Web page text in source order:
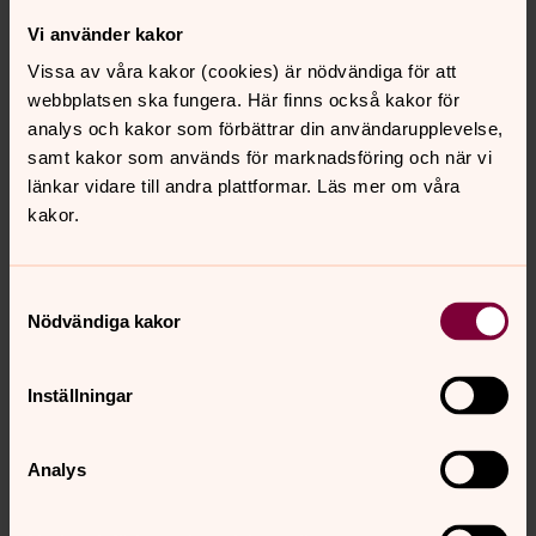
Vi använder kakor
Vissa av våra kakor (cookies) är nödvändiga för att
webbplatsen ska fungera. Här finns också kakor för
analys och kakor som förbättrar din användarupplevelse,
samt kakor som används för marknadsföring och när vi
länkar vidare till andra plattformar. Läs mer om våra
kakor.
Nödvändiga kakor
Inställningar
Analys
Kontaktadima.matr@svenskakyrkan.se
lars.graaf@svenskakyrkan.se